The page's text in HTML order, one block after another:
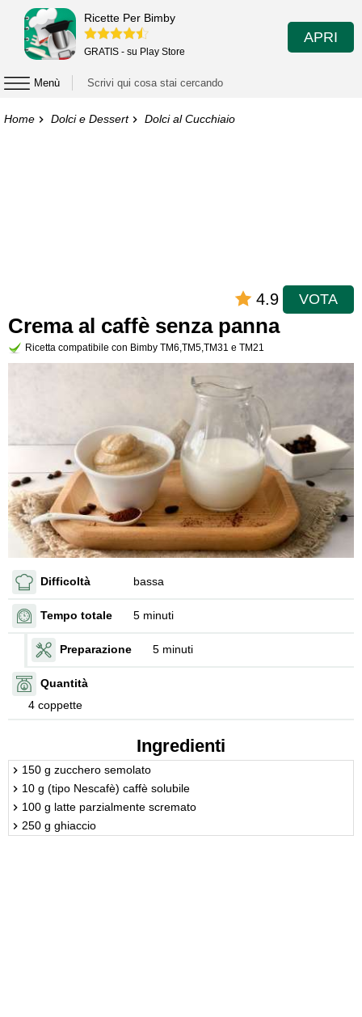
Ricette Per Bimby
GRATIS - su Play Store
APRI
Menù
Home Dolci e Dessert Dolci al Cucchiaio
4.9 VOTA
Crema al caffè senza panna
Ricetta compatibile con Bimby TM6,TM5,TM31 e TM21
Difficoltà bassa
Tempo totale 5 minuti
Preparazione 5 minuti
Quantità
4 coppette
Ingredienti
150 g zucchero semolato
10 g (tipo Nescafè) caffè solubile
100 g latte parzialmente scremato
250 g ghiaccio